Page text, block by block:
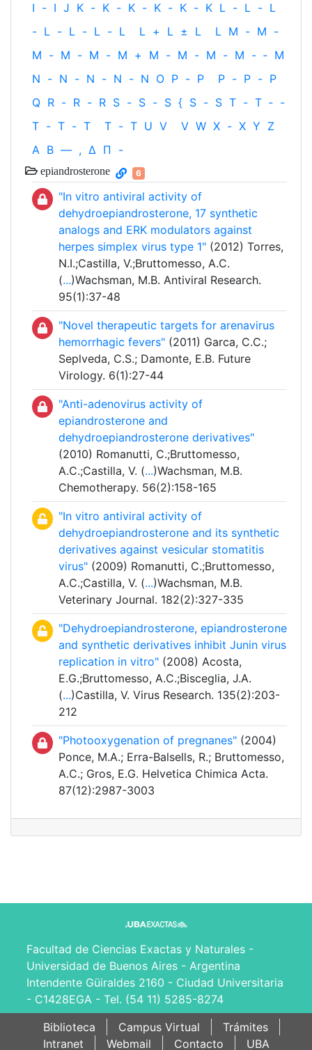
I - I J K - K - K - K - K - K L - L - L
- L - L - L - L L + L ± L L M - M -
M - M - M - M + M - M - M - M - ‐ M
N - N - N - N - N O P - P P - P - P
Q R - R - R S - S - S { S - S T - T ‐ -
T - T - T T - T U V V W X - X Y Z
Α Β — , Δ Π -
epiandrosterone 6
"In vitro antiviral activity of
dehydroepiandrosterone, 17 synthetic
analogs and ERK modulators against
herpes simplex virus type 1" (2012) Torres,
N.I.;Castilla, V.;Bruttomesso, A.C.
(...)Wachsman, M.B. Antiviral Research.
95(1):37-48
"Novel therapeutic targets for arenavirus
hemorrhagic fevers" (2011) Garca, C.C.;
Seplveda, C.S.; Damonte, E.B. Future
Virology. 6(1):27-44
"Anti-adenovirus activity of
epiandrosterone and
dehydroepiandrosterone derivatives"
(2010) Romanutti, C.;Bruttomesso,
A.C.;Castilla, V. (...)Wachsman, M.B.
Chemotherapy. 56(2):158-165
"In vitro antiviral activity of
dehydroepiandrosterone and its synthetic
derivatives against vesicular stomatitis
virus" (2009) Romanutti, C.;Bruttomesso,
A.C.;Castilla, V. (...)Wachsman, M.B.
Veterinary Journal. 182(2):327-335
"Dehydroepiandrosterone, epiandrosterone
and synthetic derivatives inhibit Junin virus
replication in vitro" (2008) Acosta,
E.G.;Bruttomesso, A.C.;Bisceglia, J.A.
(...)Castilla, V. Virus Research. 135(2):203-
212
"Photooxygenation of pregnanes" (2004)
Ponce, M.A.; Erra-Balsells, R.; Bruttomesso,
A.C.; Gros, E.G. Helvetica Chimica Acta.
87(12):2987-3003
Facultad de Ciencias Exactas y Naturales -
Universidad de Buenos Aires - Argentina
Intendente Güiraldes 2160 - Ciudad Universitaria
- C1428EGA - Tel. (54 11) 5285-8274
Biblioteca
Campus Virtual
Trámites
Intranet
Webmail Contacto UBA